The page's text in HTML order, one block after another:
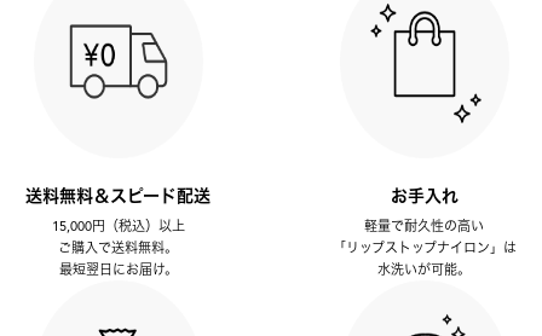
送料無料＆スピード配送
15,000円（税込）以上
ご購入で送料無料。
最短翌日にお届け。
お手入れ
軽量で耐久性の高い
「リップストップナイロン」は
水洗いが可能。